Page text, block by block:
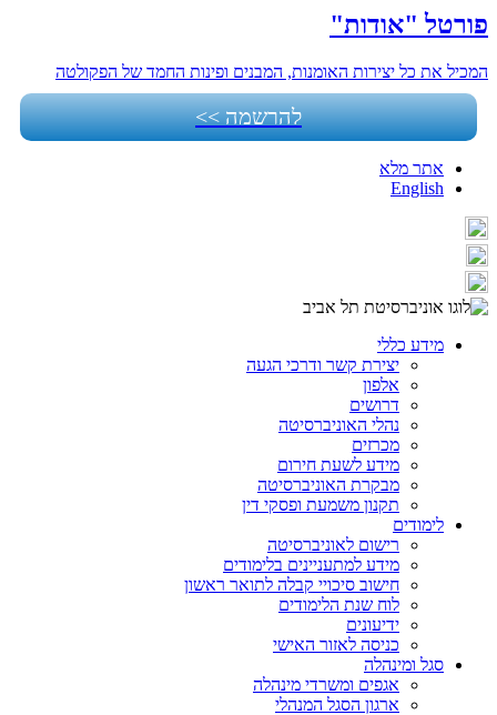
פורטל "אודות"
המכיל את כל יצירות האומנות, המבנים ופינות החמד של הפקולטה
להרשמה >>
אתר מלא
English
מידע כללי
יצירת קשר ודרכי הגעה
אלפון
דרושים
נהלי האוניברסיטה
מכרזים
מידע לשעת חירום
מבקרת האוניברסיטה
תקנון משמעת ופסקי דין
לימודים
רישום לאוניברסיטה
מידע למתעניינים בלימודים
חישוב סיכויי קבלה לתואר ראשון
לוח שנת הלימודים
ידיעונים
כניסה לאזור האישי
סגל ומינהלה
אגפים ומשרדי מינהלה
ארגון הסגל המנהלי